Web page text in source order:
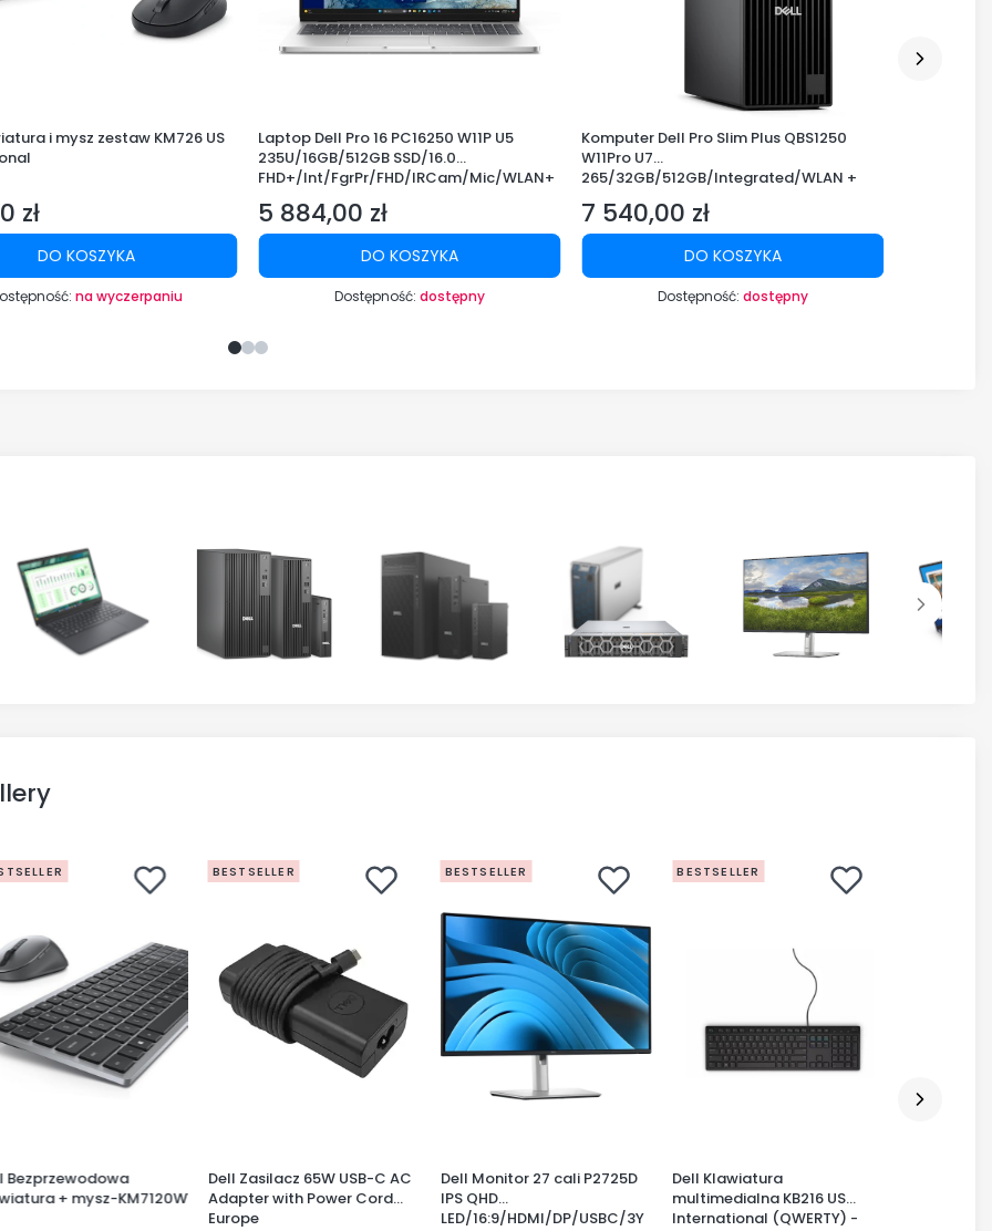
i mysz zestaw KM726 US
zł
DO KOSZYKA
na wyczerpaniu
Laptop Dell Pro 16 PC16250 W11P U5
235U/16GB/512GB SSD/16.0
FHD+/Int/FgrPr/FHD/IRCam/Mic/WLAN+
Cena
5 884,00 zł
DO KOSZYKA
Dostępność: dostępny
Komputer Dell Pro Slim Plus QBS1250
W11Pro U7
265/32GB/512GB/Integrated/WLAN +
Cena
7 540,00 zł
DO KOSZYKA
Dostępność: dostępny
Bezprzewodowa
+ mysz-KM7120W
BESTSELLER
Dell Zasilacz 65W USB-C AC
Adapter with Power Cord
Europe
BESTSELLER
Dell Monitor 27 cali P2725D
IPS QHD
LED/16:9/HDMI/DP/USBC/3Y
BESTSELLER
Dell Klawiatura
multimedialna KB216 US
International (QWERTY) -